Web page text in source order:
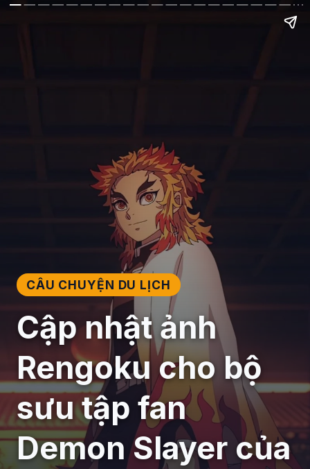
CÂU CHUYỆN DU LỊCH
Cập nhật ảnh
Rengoku cho bộ
sưu tập fan
Demon Slayer của